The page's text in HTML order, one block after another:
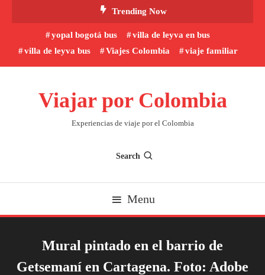
Trending Now
yopal bogotá bus
villa de leyva en bus
villa de leyva bus
Viajes Colombia viaje familiar
Viajar por Colombia
Experiencias de viaje por el Colombia
Search
Menu
Mural pintado en el barrio de
Getsemaní en Cartagena. Foto: Adobe